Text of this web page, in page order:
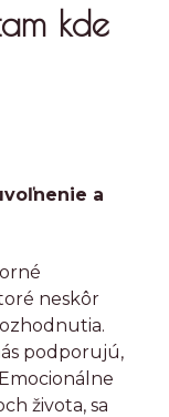
kde
a
neskôr
podporujú,
života, sa